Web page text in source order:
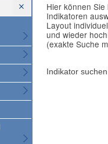
Hier können
Indikatoren
Layout
und wieder
(exakte Suche
Indikator suchen